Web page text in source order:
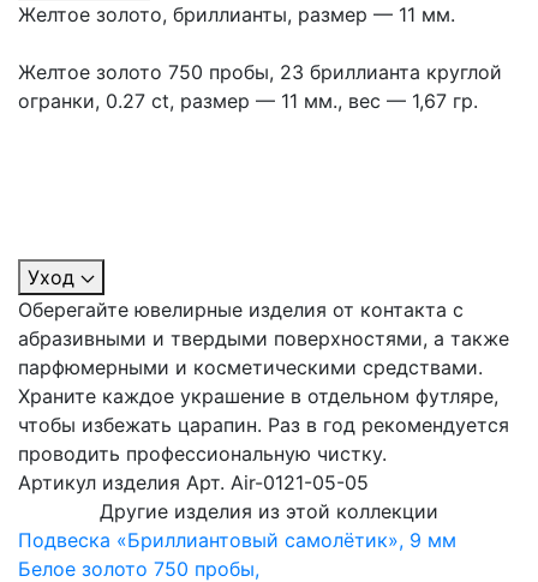
Желтое золото, бриллианты, размер — 11 мм.
Желтое золото 750 пробы, 23 бриллианта круглой
огранки, 0.27 ct, размер — 11 мм., вес — 1,67 гр.
Уход
Оберегайте ювелирные изделия от контакта с
абразивными и твердыми поверхностями, а также
парфюмерными и косметическими средствами.
Храните каждое украшение в отдельном футляре,
чтобы избежать царапин. Раз в год рекомендуется
проводить профессиональную чистку.
Артикул изделия Арт. Air-0121-05-05
Другие изделия из этой коллекции
Подвеска «Бриллиантовый самолётик», 9 мм
Белое золото 750 пробы,